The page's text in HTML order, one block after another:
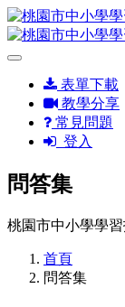
表單下載
教學分享
常見問題
登入
問答集
桃園市中小學學
首頁
問答集